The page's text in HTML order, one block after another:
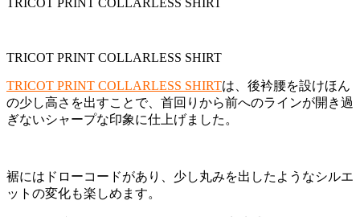
TRICOT PRINT COLLARLESS SHIRT
TRICOT PRINT COLLARLESS SHIRT
TRICOT PRINT COLLARLESS SHIRTは、後衿腰を設けほん
の少し高さを出すことで、首回りから前へのラインが開き過
ぎないシャープな印象に仕上げました。
裾にはドローコードがあり、少し丸みを出したようなシルエ
ットの変化も楽しめます。